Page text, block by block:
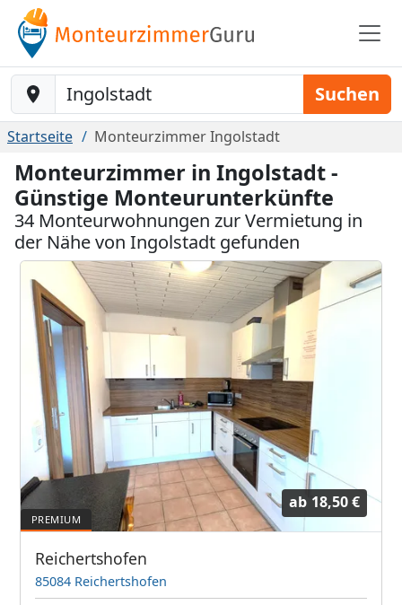
Baustelle-Location Suchen
Startseite Monteurzimmer Ingolstadt
Monteurzimmer in Ingolstadt -
Günstige Monteurunterkünfte
34 Monteurwohnungen zur Vermietung in
der Nähe von Ingolstadt gefunden
ab 18,50 €
Reichertshofen
85084 Reichertshofen